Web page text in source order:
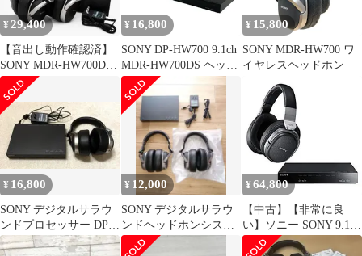
¥29,400
【音出し動作確認済】
SONY MDR-HW700DS
増設ヘッドホンセット
¥ 16,800
SONY DP-HW700 9.1ch
MDR-HW700DS ヘッド
フォン システム プロセ
ッサー 中古 S11476482
¥ 15,800
SONY MDR-HW700 ワ
イヤレスヘッドホン
¥ 16,800
SONY デジタルサラウ
ンドプロセッサー DP-
HW700 本体
¥ 12,000
SONY デジタルサラウ
ンドヘッドホンシステ
ム 未使用あり
¥ 64,800
【中古】【非常に良
い】ソニー SONY 9.1ch
デジタルサラウンドヘ